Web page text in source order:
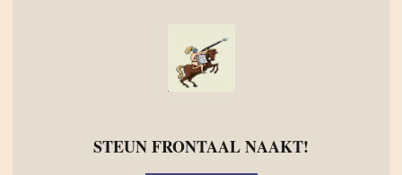
STEUN FRONTAAL NAAKT!